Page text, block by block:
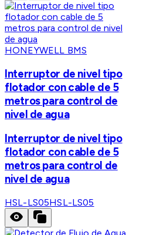
HONEYWELL BMS
Interruptor de nivel tipo
flotador con cable de 5
metros para control de
nivel de agua
Interruptor de nivel tipo
flotador con cable de 5
metros para control de
nivel de agua
HSL-LS05HSL-LS05